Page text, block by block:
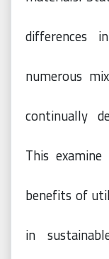
differences
numerous
continually
This
benefits of
in